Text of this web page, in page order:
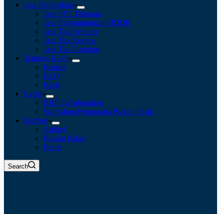
Jasa Perpajakan
Jasa SPT Tahunan
Jasa Pendampingan SP2DK
Jasa Tax Retainer
Jasa Tax Review
Jasa Tax Planning
Tentang Kami
Kontak
FAQ
Karir
Event
BBF Collaboration
Workshop Pengusaha Paham Pajak
Sumber
Artikel
Belajar Pajak
Berita
Search